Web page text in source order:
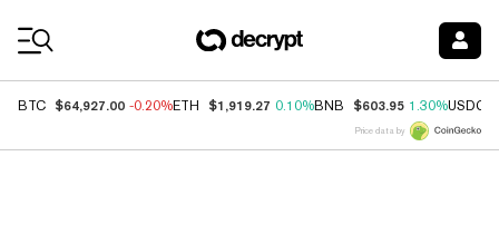
BTC $64,927.00 -0.20%ETH $1,919.27 0.10%BNB $603.95 1.30%USDC
Price data by